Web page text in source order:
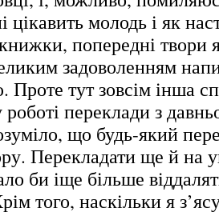
цікавить молодь і як
попередні твори
задоволенням
Проте тут зовсім інша
переклади з
що будь-який
Перекладати ще й на
би іще більше
того, наскільки я